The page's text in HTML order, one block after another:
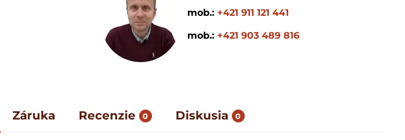
mob.: +421 911 121 441
mob.: +421 903 489 816
Záruka Recenzie 0 Diskusia 0